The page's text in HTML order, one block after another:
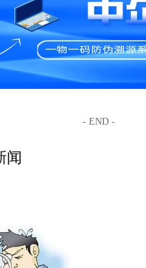
- END -
闻